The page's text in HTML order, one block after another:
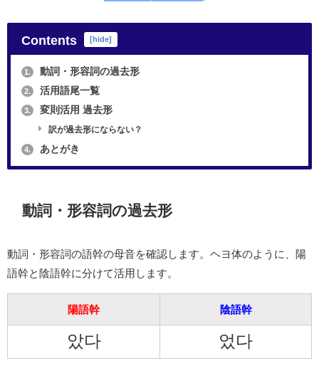
Contents hide
1. 動詞・形容詞の過去形
2. 活用語尾一覧
3. 変則活用 過去形
訳が過去形にならない？
4. あとがき
動詞・形容詞の過去形
動詞・形容詞の語幹の母音を確認します。ヘヨ体のように、陽
語幹と陰語幹に分けて活用します。
陽語幹 陰語幹
았다 었다